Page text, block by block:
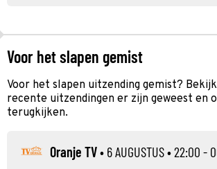
Voor het slapen gemist
Voor het slapen uitzending gemist?
recente uitzendingen er zijn geweest en
terugkijken.
Oranje TV• 6 AUGUSTUS• 22:00 -